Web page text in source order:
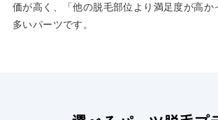
価が高く、「他の脱毛部位より満足度が高か
多いパーツです。